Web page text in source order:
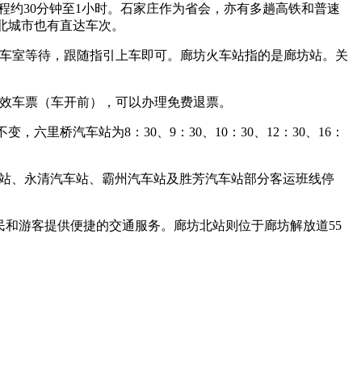
约30分钟至1小时。石家庄作为省会，亦有多趟高铁和普速
市也有直达车次。
室等待，跟随指引上车即可。廊坊火车站指的是廊坊站。关
票（车开前），可以办理免费退票。
，六里桥汽车站为8：30、9：30、10：30、12：30、16：
、永清汽车站、霸州汽车站及胜芳汽车站部分客运班线停
游客提供便捷的交通服务。廊坊北站则位于廊坊解放道55